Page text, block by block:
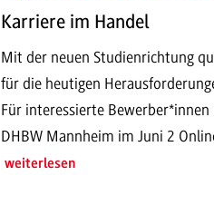
Karriere im Handel
Mit der neuen Studienrichtung
für die heutigen
Für interessierte
DHBW Mannheim im Juni 2
weiterlesen